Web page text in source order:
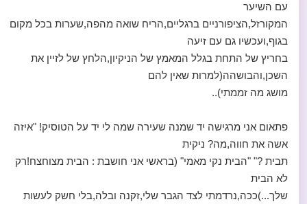
עם השיער
המקורזל,הציפורניים ברגליים,הריח שואה מהפה,שערות בכל מקום
בגוף,ועכשיו גם עם זיעה
בחריץ של התחת בגלל המאמץ של הניקיון,הלחץ של לזיין את
השכן,והבושהה(למרות שאין להם
מושג מה זממתי)..
פתאום אני מרגישה יד שמנה שעירה שמה לי יד על הטוסיק! "איזה
אשה את חווה,מה? ניקית
תבית ?" "הבית נקי מאמי" (בראשי אני חושבת : הבית מצוחצח!רק
לא הבית
שלך...)ככה,נרדמתי לצד הגבר שלי,זקנה ובלה,בלי חשק לעשות